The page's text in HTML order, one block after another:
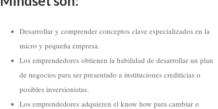
Desarrollar y comprender conceptos clave especializados en la
micro y pequeña empresa.
Los emprendedores obtienen la habilidad de desarrollar un plan
de negocios para ser presentado a instituciones crediticias o
posibles inversionistas.
Los emprendedores adquieren el know how para cambiar o